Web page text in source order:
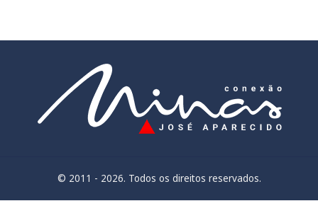
© 2011 - 2026. Todos os direitos reservados.